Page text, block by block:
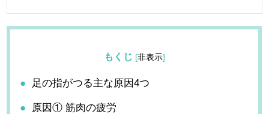
験後、2021年1月に医療法人藍整会 なか整形外科の理事長に
就任。バレーボールVリーグのサントリーサンバーズのチー
整形外科を専門に治療。Vリーグ サントリーサンバーズの選
手の治療の経験を含めて、スポーツ整形外科医として、患者
なっている。
もくじ [非表示]
足の指がつる主な原因4つ
原因① 筋肉の疲労